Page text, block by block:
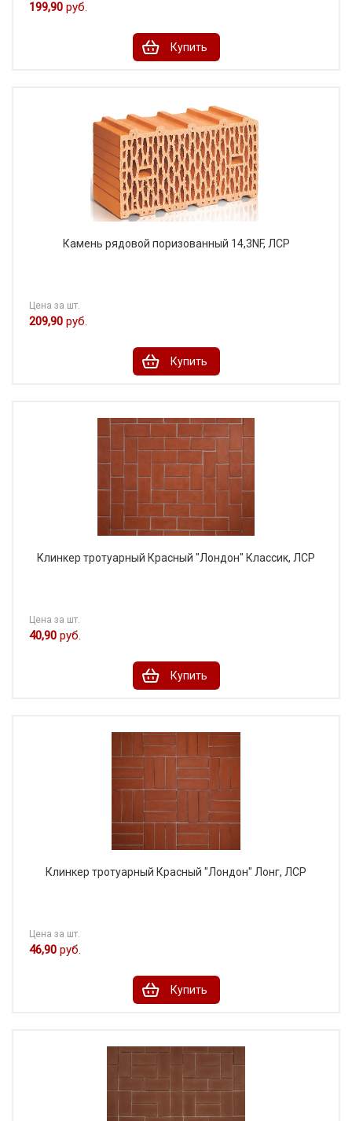
199,90 руб.
Купить
Камень рядовой поризованный 14,3NF, ЛСР
Цена за шт.
209,90 руб.
Купить
Клинкер тротуарный Красный "Лондон" Классик, ЛСР
Цена за шт.
40,90 руб.
Купить
Клинкер тротуарный Красный "Лондон" Лонг, ЛСР
Цена за шт.
46,90 руб.
Купить